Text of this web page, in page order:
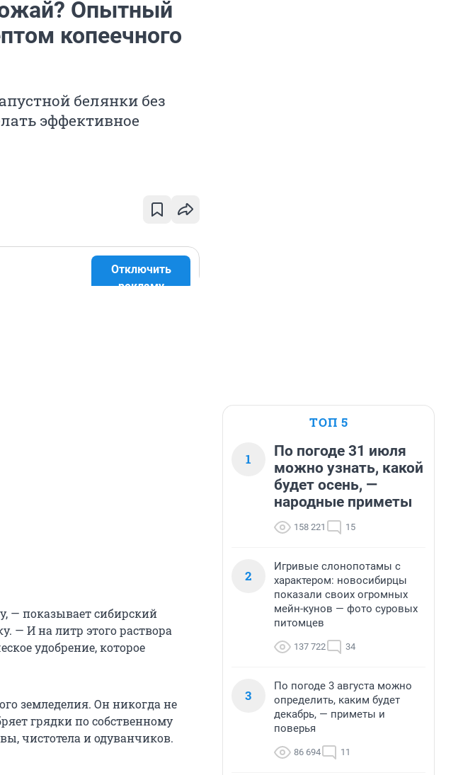
Опытный
копеечного
белянки без
эффективное
Отключить
рекламу
— показывает сибирский
— И на литр этого раствора
удобрение, которое
земледелия. Он никогда не
грядки по собственному
чистотела и одуванчиков.
ТОП 5
1
По погоде 31 июля
можно узнать, какой
будет осень, —
народные приметы
158 221 15
2
Игривые слонопотамы с
характером: новосибирцы
показали своих огромных
мейн-кунов — фото суровых
питомцев
137 722 34
3
По погоде 3 августа можно
определить, каким будет
декабрь, — приметы и
поверья
86 694 11